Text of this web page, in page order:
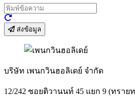
ส่งข้อมูล
บริษัท เพนกวินฮอลิเดย์ จำกัด
12/242 ซอยติวานนท์ 45 แยก 9 (ทราย